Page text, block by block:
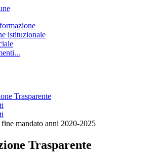
istituzionale
Trasparente
mandato anni 2020-2025
Trasparente